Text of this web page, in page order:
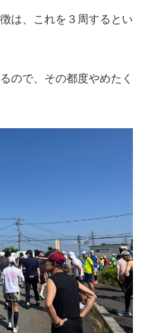
は、これを３周するとい
ので、その都度やめたく